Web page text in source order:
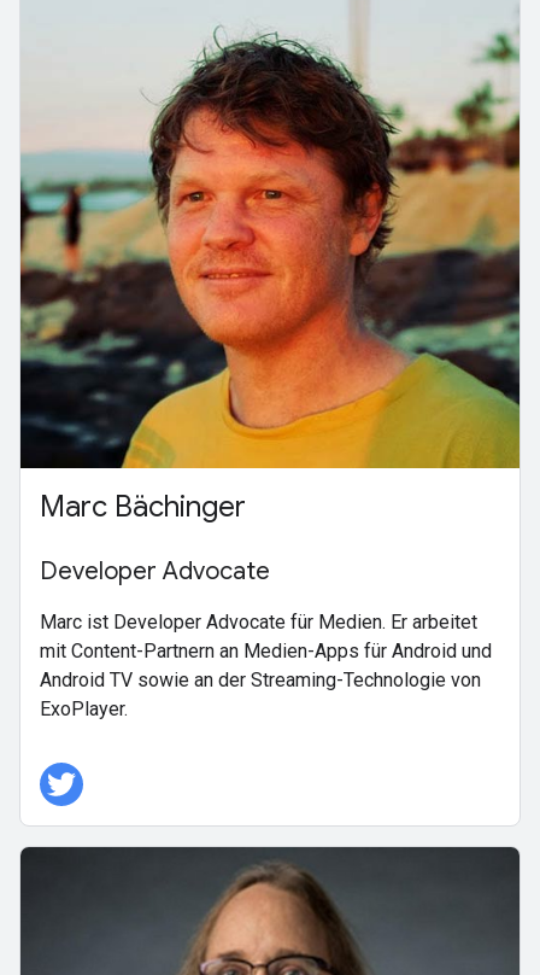
Marc Bächinger
Developer Advocate
Marc ist Developer Advocate für Medien. Er arbeitet
mit Content-Partnern an Medien-Apps für Android und
Android TV sowie an der Streaming-Technologie von
ExoPlayer.